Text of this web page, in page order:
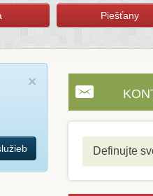
Piešťany
×
Definujte